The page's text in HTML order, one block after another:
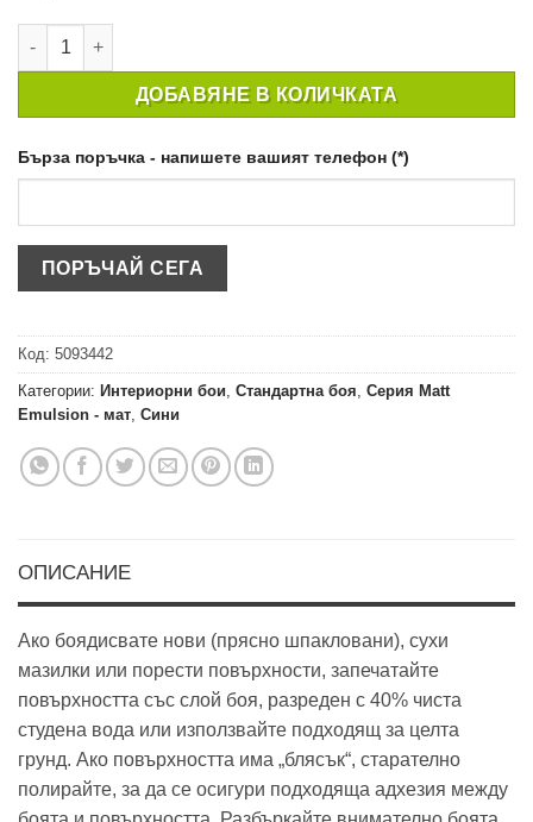
количество за ИНТЕРИОРНА БОЯ CROWN MATT EMULSION
ДОБАВЯНЕ В КОЛИЧКАТА
Бърза поръчка - напишете вашият телефон (*)
Код: 5093442
Категории: Интериорни бои Стандартна боя Серия Matt
Emulsion - мат Сини
ОПИСАНИЕ
Ако боядисвате нови (прясно шпакловани), сухи
мазилки или порести повърхности, запечатайте
повърхността със слой боя, разреден с 40% чиста
студена вода или използвайте подходящ за целта
грунд. Ако повърхността има „блясък“, старателно
полирайте, за да се осигури подходяща адхезия между